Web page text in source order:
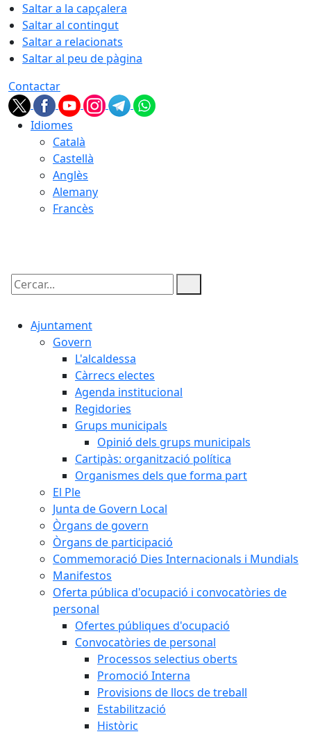
Saltar a la capçalera
Saltar al contingut
Saltar a relacionats
Saltar al peu de pàgina
Contactar
Idiomes
Català
Castellà
Anglès
Alemany
Francès
Cercar:
Ajuntament
Govern
L'alcaldessa
Càrrecs electes
Agenda institucional
Regidories
Grups municipals
Opinió dels grups municipals
Cartipàs: organització política
Organismes dels que forma part
El Ple
Junta de Govern Local
Òrgans de govern
Òrgans de participació
Commemoració Dies Internacionals i Mundials
Manifestos
Oferta pública d'ocupació i convocatòries de
personal
Ofertes públiques d'ocupació
Convocatòries de personal
Processos selectius oberts
Promoció Interna
Provisions de llocs de treball
Estabilització
Històric